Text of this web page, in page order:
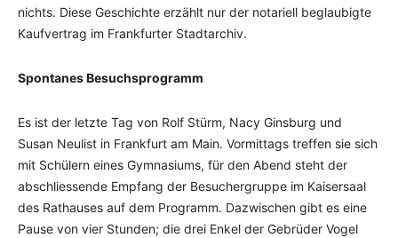
nichts. Diese Geschichte erzählt nur der notariell beglaubigte
Kaufvertrag im Frank­fur­ter Stadtarchiv.
Spontanes Besuchsprogramm
Es ist der letzte Tag von Rolf Stürm, Nacy Ginsburg und
Susan Neulist in Frankfurt am Main. Vormittags treffen sie sich
mit Schülern eines Gymnasiums, für den Abend steht der
abschliessende Empfang der Besuchergruppe im Kaisersaal
des Rathau­ses auf dem Programm. Dazwischen gibt es eine
Pause von vier Stunden; die drei Enkel der Gebrüder Vogel